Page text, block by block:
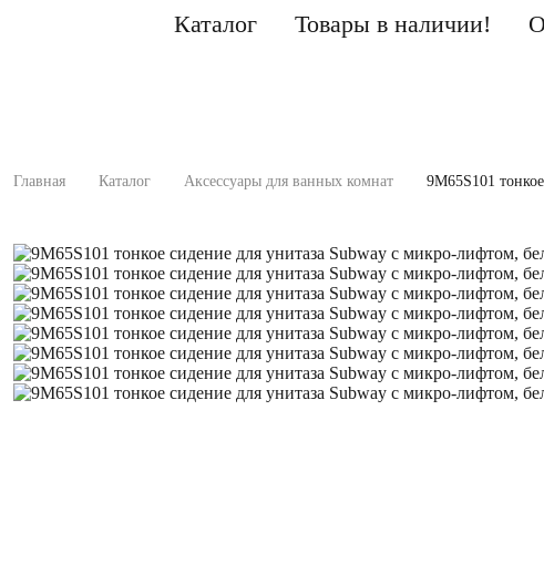
Каталог Товары в наличии!
Главная Каталог Аксессуары для ванных комнат 9M65S101